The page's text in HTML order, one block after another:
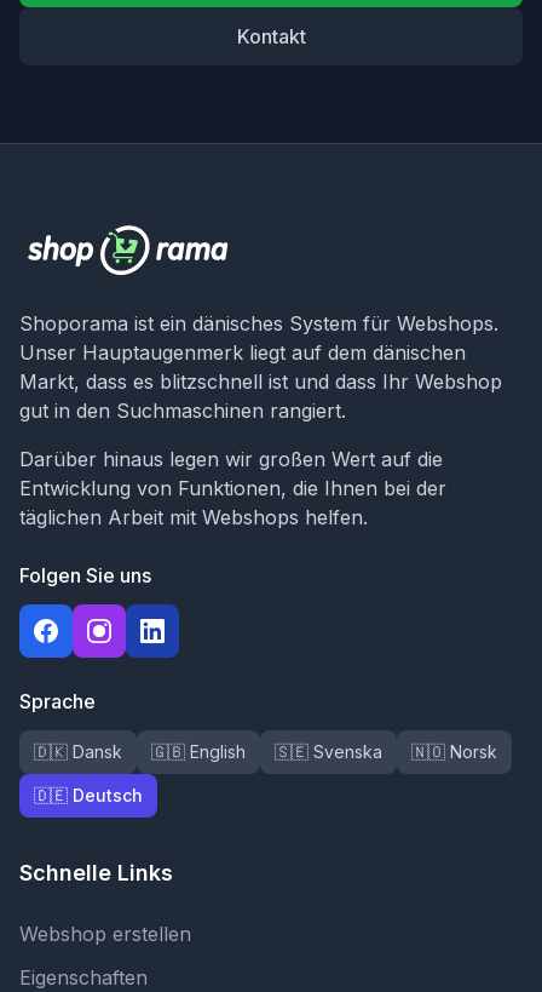
Kontakt
Shoporama ist ein dänisches System für Webshops.
Unser Hauptaugenmerk liegt auf dem dänischen
Markt, dass es blitzschnell ist und dass Ihr Webshop
gut in den Suchmaschinen rangiert.
Darüber hinaus legen wir großen Wert auf die
Entwicklung von Funktionen, die Ihnen bei der
täglichen Arbeit mit Webshops helfen.
Folgen Sie uns
Sprache
🇩🇰 Dansk 🇬🇧 English 🇸🇪 Svenska 🇳🇴 Norsk
🇩🇪 Deutsch
Schnelle Links
Webshop erstellen
Eigenschaften